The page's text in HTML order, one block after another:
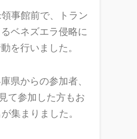
事館前で、トラン
ベネズエラ侵略に
を行いました。
県からの参加者、
て参加した方もお
集まりました。